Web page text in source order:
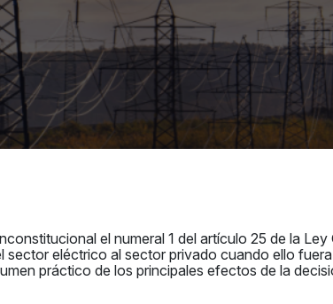
el numeral 1 del artículo 25 de la Ley
sector eléctrico al sector privado cuando ello
práctico de los principales efectos de la